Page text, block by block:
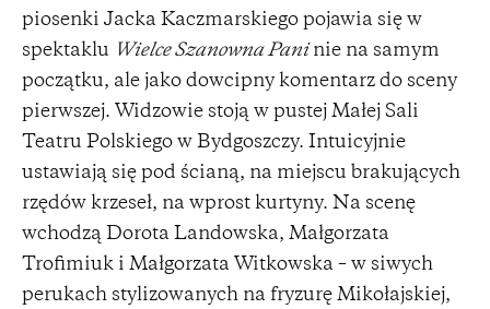
piosenki Jacka Kaczmarskiego pojawia się w
spektaklu
Wielce Szanowna Paninie na samym
początku, ale jako dowcipny komentarz do sceny
pierwszej. Widzowie stoją w pustej Małej Sali
Teatru Polskiego w Bydgoszczy. Intuicyjnie
ustawiają się pod ścianą, na miejscu brakujących
rzędów krzeseł, na wprost kurtyny. Na scenę
wchodzą Dorota Landowska, Małgorzata
Trofimiuk i Małgorzata Witkowska – w siwych
perukach stylizowanych na fryzurę Mikołajskiej,